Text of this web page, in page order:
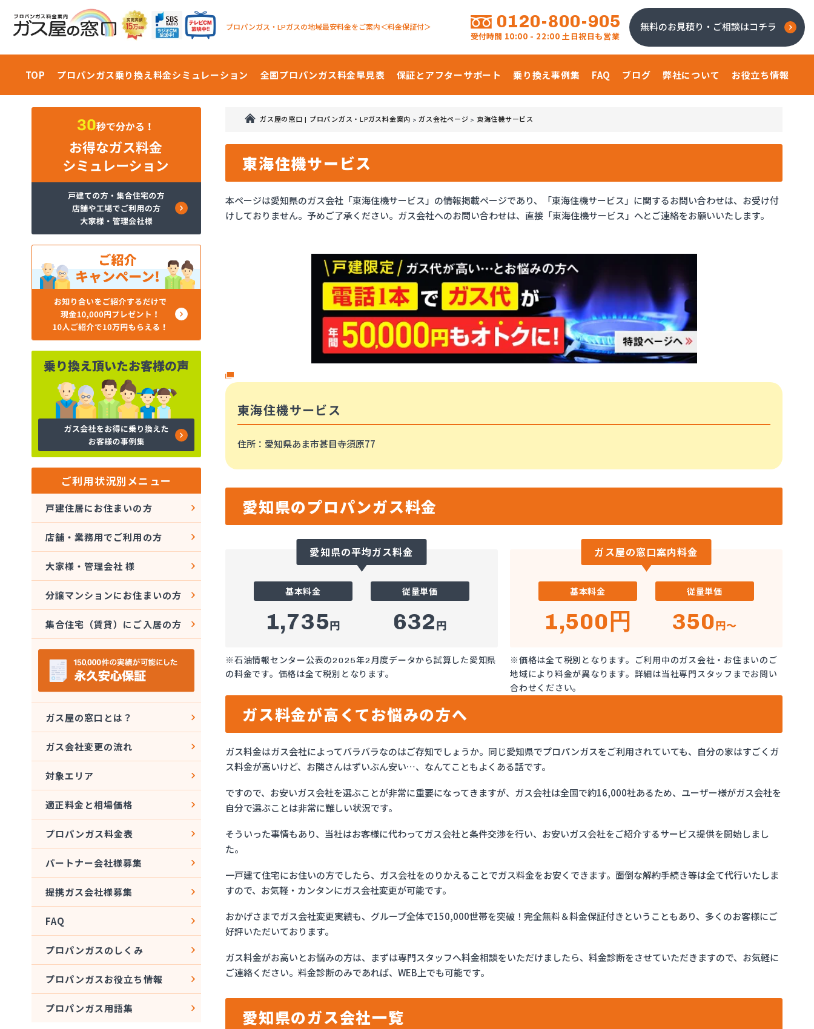
プロパンガス・LPガスの地域最安料金をご案内＜料金保証付＞ 0120-800-905
受付時間 10:00 - 22:00 土日祝日も営業
無料のお見積り・ご相談はコチラ
TOP プロパンガス乗り換え料金シミュレーション 全国プロパンガス料金早見表 保証とアフターサポート 乗り換え事例集 FAQ ブログ 弊社について お役立ち情報
ガス屋の窓口 | プロパンガス・LPガス料金案内 >ガス会社ページ > 東海住機サービス
東海住機サービス
本ページは愛知県のガス会社「東海住機サービス」の情報掲載ページであり、「東海住機サービス」に関するお問い合わせは、お受け付
けしておりません。予めご了承ください。ガス会社へのお問い合わせは、直接「東海住機サービス」へとご連絡をお願いいたします。
東海住機サービス
住所 ：愛知県あま市甚目寺須原77
愛知県のプロパンガス料金
愛知県の平均ガス料金
基本料金
1,735円
従量単価
632円
※石油情報センター公表の2025年2月度データから試算した愛知県
の料金です。価格は全て税別となります。
ガス屋の窓口案内料金
基本料金
1,500円
従量単価
350円～
※価格は全て税別となります。ご利用中のガス会社・お住まいのご
地域により料金が異なります。詳細は当社専門スタッフまでお問い
合わせください。
ガス料金が高くてお悩みの方へ
ガス料金はガス会社によってバラバラなのはご存知でしょうか。同じ愛知県でプロパンガスをご利用されていても、自分の家はすごくガ
ス料金が高いけど、お隣さんはずいぶん安い…、なんてこともよくある話です。
ですので、お安いガス会社を選ぶことが非常に重要になってきますが、ガス会社は全国で約16,000社あるため、ユーザー様がガス会社を
自分で選ぶことは非常に難しい状況です。
そういった事情もあり、当社はお客様に代わってガス会社と条件交渉を行い、お安いガス会社をご紹介するサービス提供を開始しまし
た。
一戸建て住宅にお住いの方でしたら、ガス会社をのりかえることでガス料金をお安くできます。面倒な解約手続き等は全て代行いたしま
すので、お気軽・カンタンにガス会社変更が可能です。
おかげさまでガス会社変更実績も、グループ全体で150,000世帯を突破！完全無料＆料金保証付きということもあり、多くのお客様にご
好評いただいております。
ガス料金がお高いとお悩みの方は、まずは専門スタッフへ料金相談をいただけましたら、料金診断をさせていただきますので、お気軽に
ご連絡ください。料金診断のみであれば、WEB上でも可能です。
愛知県のガス会社一覧
ご利用状況別メニュー
戸建住居にお住まいの方
店舗・業務用でご利用の方
大家様・管理会社 様
分譲マンションにお住まいの方
集合住宅（賃貸）にご入居の方
ガス屋の窓口とは？
ガス会社変更の流れ
対象エリア
適正料金と相場価格
プロパンガス料金表
パートナー会社様募集
提携ガス会社様募集
FAQ
プロパンガスのしくみ
プロパンガスお役立ち情報
プロパンガス用語集